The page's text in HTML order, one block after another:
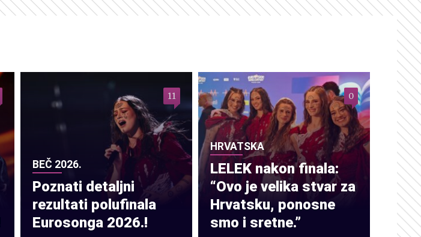
BEČ 2026.
Poznati detaljni
rezultati polufinala
Eurosonga 2026.!
11
HRVATSKA
LELEK nakon finala:
“Ovo je velika stvar za
Hrvatsku, ponosne
smo i sretne.”
0